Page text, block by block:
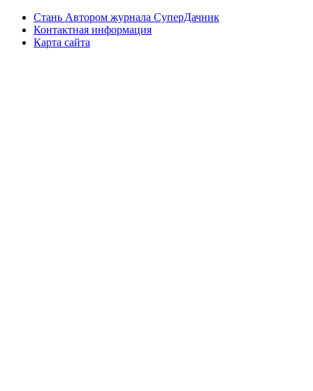
Стань Автором журнала СуперДачник
Контактная информация
Карта сайта